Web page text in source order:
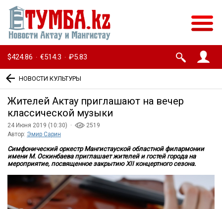
$424.86 · €514.3 · ₽5.83
НОВОСТИ КУЛЬТУРЫ
Жителей Актау приглашают на вечер
классической музыки
24 Июня 2019 (10:30) ·
2519
Автор: Эмир Сарин
Симфонический оркестр Мангистауской областной филармонии
имени М. Оскинбаева приглашает жителей и гостей города на
мероприятие, посвященное закрытию ХII концертного сезона.